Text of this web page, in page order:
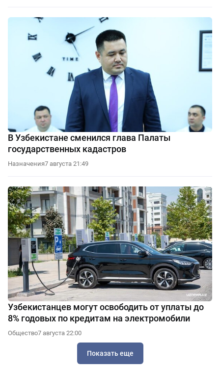
В Узбекистане сменился глава Палаты
государственных кадастров
Назначения7 августа 21:49
Узбекистанцев могут освободить от уплаты до
8% годовых по кредитам на электромобили
Общество7 августа 22:00
Показать еще